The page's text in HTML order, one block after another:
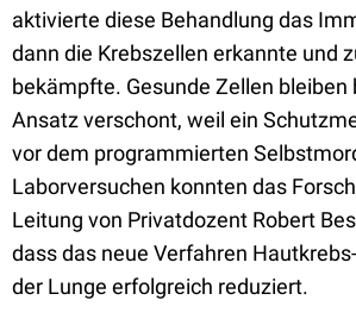
aktivierte diese Behandlung das
dann die Krebszellen erkannte und
bekämpfte. Gesunde Zellen bleiben
Ansatz verschont, weil ein
vor dem programmierten
Laborversuchen konnten das
Leitung von Privatdozent Robert
dass das neue Verfahren
der Lunge erfolgreich reduziert.